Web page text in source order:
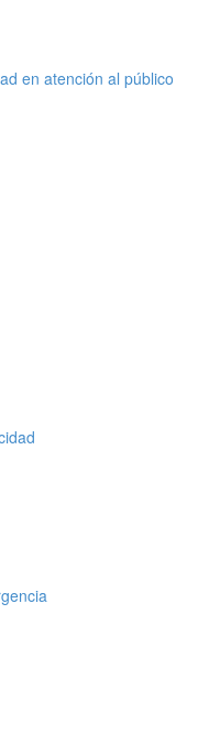
en atención al público